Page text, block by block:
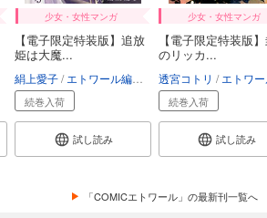
エトワール編集部
少女・女性マンガ
【電子限定特装版】追放
姫は大魔...
絹上愛子 エトワール編集部
続巻入荷
試し読み
少女・女性マンガ
【電子限定特装版
のリッカ...
透宮コトリ エトワール編
続巻入荷
試し読み
「COMICエトワール」の最新刊一覧へ